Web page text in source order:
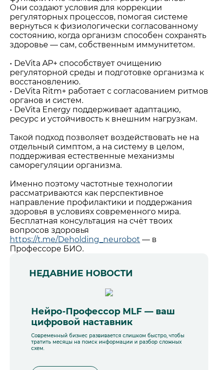
Они создают условия для коррекции
регуляторных процессов, помогая системе
вернуться к физиологически согласованному
состоянию, когда организм способен сохранять
здоровье — сам, собственным иммунитетом.
• DeVita AP+ способствует очищению
регуляторной среды и подготовке организма к
восстановлению.
• DeVita Ritm+ работает с согласованием ритмов
органов и систем.
• DeVita Energy поддерживает адаптацию,
ресурс и устойчивость к внешним нагрузкам.
Такой подход позволяет воздействовать не на
отдельный симптом, а на систему в целом,
поддерживая естественные механизмы
саморегуляции организма.
Именно поэтому частотные технологии
рассматриваются как перспективное
направление профилактики и поддержания
здоровья в условиях современного мира.
Бесплатная консультация на счёт твоих
вопросов здоровья
https://t.me/Deholding_neurobot — в
Профессоре БИО.
НЕДАВНИЕ НОВОСТИ
Нейро-Профессор MLF — ваш
цифровой наставник
Современный бизнес развивается слишком быстро, чтобы
тратить месяцы на поиск информации и разбор сложных
схем.